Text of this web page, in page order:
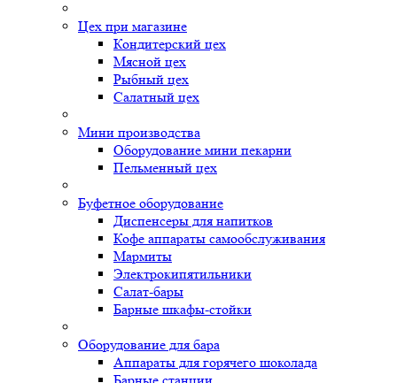
Цех при магазине
Кондитерский цех
Мясной цех
Рыбный цех
Салатный цех
Мини производства
Оборудование мини пекарни
Пельменный цех
Буфетное оборудование
Диспенсеры для напитков
Кофе аппараты самообслуживания
Мармиты
Электрокипятильники
Cалат-бары
Барные шкафы-стойки
Оборудование для бара
Аппараты для горячего шоколада